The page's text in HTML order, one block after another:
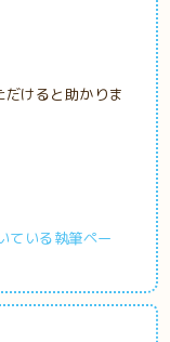
けると助かりま
ている執筆ペー